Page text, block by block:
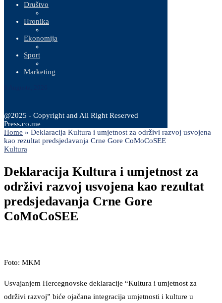
Društvo
Hronika
Ekonomija
Sport
Marketing
@2025 - Copyright and All Right Reserved
Press.co.me
Home » Deklaracija Kultura i umjetnost za održivi razvoj usvojena
kao rezultat predsjedavanja Crne Gore CoMoCoSEE
Kultura
Deklaracija Kultura i umjetnost za
održivi razvoj usvojena kao rezultat
predsjedavanja Crne Gore
CoMoCoSEE
Foto: MKM
Usvajanjem Hercegnovske deklaracije “Kultura i umjetnost za
održivi razvoj” biće ojačana integracija umjetnosti i kulture u